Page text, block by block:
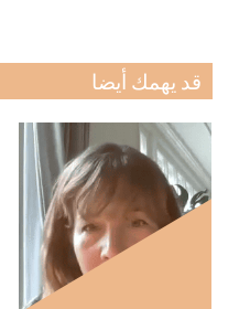
قد يهمك أيضا